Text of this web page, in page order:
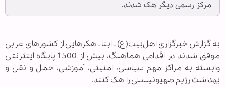
مرکز رسمی دیگر هک شدند.
به گزارش خبرگزاری اهل‌بیت(ع) ـ ابنا ـ هکرهایی از کشورهای عربی
موفق شدند در اقدامی هماهنگ، بیش از 1500 پایگاه اینترنتی
وابسته به مراکز مهم سیاسی، امنیتی، آموزشی، حمل و نقل و
بهداشت رژیم صهیونیستی را هک کنند.